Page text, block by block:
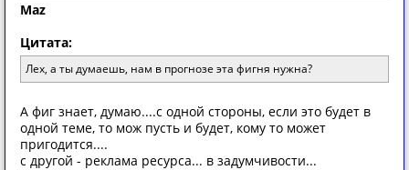
Maz
Цитата:
Лех, а ты думаешь, нам в прогнозе эта фигня нужна?
А фиг знает, думаю....с одной стороны, если это будет в
одной теме, то мож пусть и будет, кому то может
пригодится....
с другой - реклама ресурса... в задумчивости...